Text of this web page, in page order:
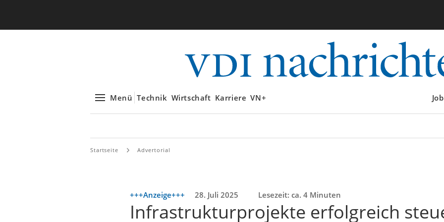
Menü Technik Wirtschaft Karriere VN+
Startseite Advertorial
+++Anzeige+++ 28. Juli 2025 Lesezeit: ca. 4 Minuten
Infrastrukturprojekte erfolgreich